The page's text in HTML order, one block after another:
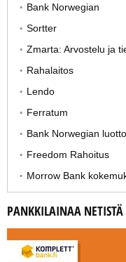
Bank Norwegian
Sortter
Zmarta: Arvostelu ja
Rahalaitos
Lendo
Ferratum
Bank Norwegian
Freedom Rahoitus
Morrow Bank
PANKKILAINAA